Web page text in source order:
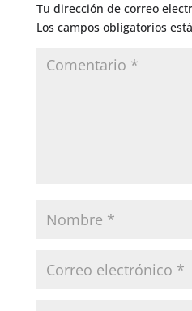
Tu dirección de correo
Los campos obligatorios